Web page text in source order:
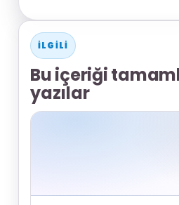
İLGILI
Bu içeriği
yazılar